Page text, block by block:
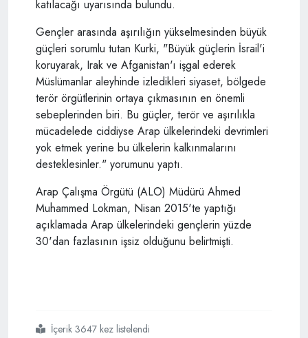
katılacağı uyarısında bulundu.
Gençler arasında aşırılığın yükselmesinden büyük
güçleri sorumlu tutan Kurki, "Büyük güçlerin İsrail'i
koruyarak, Irak ve Afganistan'ı işgal ederek
Müslümanlar aleyhinde izledikleri siyaset, bölgede
terör örgütlerinin ortaya çıkmasının en önemli
sebeplerinden biri. Bu güçler, terör ve aşırılıkla
mücadelede ciddiyse Arap ülkelerindeki devrimleri
yok etmek yerine bu ülkelerin kalkınmalarını
desteklesinler." yorumunu yaptı.
Arap Çalışma Örgütü (ALO) Müdürü Ahmed
Muhammed Lokman, Nisan 2015'te yaptığı
açıklamada Arap ülkelerindeki gençlerin yüzde
30'dan fazlasının işsiz olduğunu belirtmişti.
#arap gençleri
#aşırılıkİçerik 3647 kez listelendi